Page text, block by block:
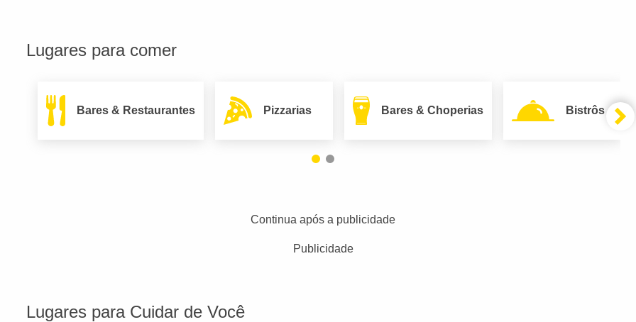
Lugares para comer
Bares & Restaurantes Pizzarias Bares & Choperias Bistrôs
Continua após a publicidade
Publicidade
Lugares para Cuidar de Você